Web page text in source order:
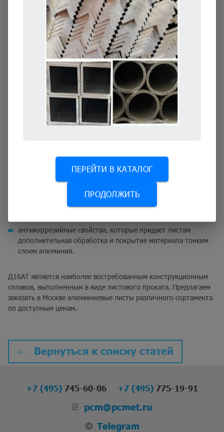
строительство и ремонт.
Преимущества
Основное преимущество материала заключается в высоких
конструкционных показателям. Листы Д16АТ более прочные и
твердые, чем обычный алюминий. Это позволяет применять
металлопрокат для создания силовых конструкций,
производства деталей авиационного транспорта.
эксплуатация в широком диапазоне температур;
устойчивость к образованию трещин;
антикоррозийные свойства, которые придает листам
дополнительная обработка и покрытие материала тонким
слоем алюминия.
Д16АТ является наиболее востребованным конструкционным
сплавов, выполненным в виде листового проката. Предлагаем
заказать в Москве алюминиевые листы различного сортамента
по доступным ценам.
Вернуться к списку статей
+7 (495) 745-60-06 +7 (495) 775-19-91
pcm@pcmet.ru
Telegram
ПЕРЕЙТИ В КАТАЛОГ
ПРОДОЛЖИТЬ